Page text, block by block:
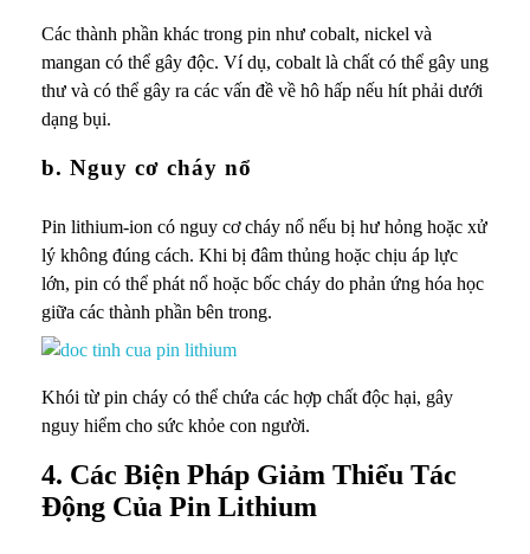
Các thành phần khác trong pin như cobalt, nickel và
mangan có thể gây độc. Ví dụ, cobalt là chất có thể gây ung
thư và có thể gây ra các vấn đề về hô hấp nếu hít phải dưới
dạng bụi.
b. Nguy cơ cháy nổ
Pin lithium-ion có nguy cơ cháy nổ nếu bị hư hỏng hoặc xử
lý không đúng cách. Khi bị đâm thủng hoặc chịu áp lực
lớn, pin có thể phát nổ hoặc bốc cháy do phản ứng hóa học
giữa các thành phần bên trong.
Khói từ pin cháy có thể chứa các hợp chất độc hại, gây
nguy hiểm cho sức khỏe con người.
4. Các Biện Pháp Giảm Thiểu Tác
Động Của Pin Lithium